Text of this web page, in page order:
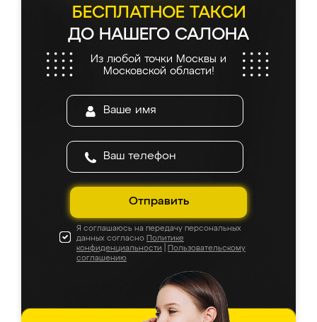
БЕСПЛАТНОЕ ТАКСИ
ДО НАШЕГО САЛОНА
Из любой точки Москвы и
Московской области!
Отправить
Я соглашаюсь на передачу персональных
данных согласно Политике
конфиденциальности
Пользовательскому
соглашению